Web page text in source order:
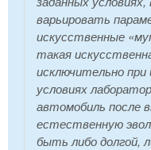
варьировать
искусственные
такая
исключительно при
условиях
автомобиль после
естественную
быть либо долгой,